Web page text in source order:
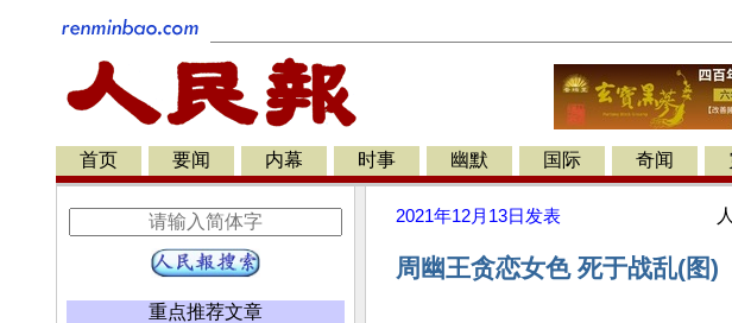
首页 要闻 内幕 时事 幽默 国际 奇闻
重点推荐文章
2021年12月13日 发表
周幽王贪恋女色 死于战乱(图)